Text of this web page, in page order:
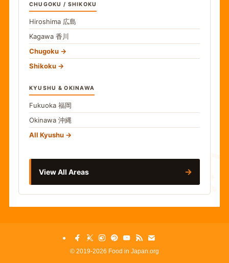
食
CHUGOKU / SHIKOKU
Hiroshima 広島
Kagawa 香川
Chugoku
Shikoku
KYUSHU & OKINAWA
Fukuoka 福岡
Okinawa 沖縄
All Kyushu
View All Areas →
© 2019-2026 Food in Japan.org